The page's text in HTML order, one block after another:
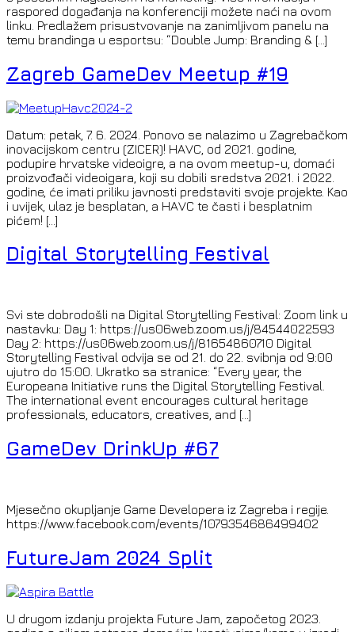
raspored događanja na konferenciji možete naći na ovom
linku. Predlažem prisustvovanje na zanimljivom panelu na
temu brandinga u esportsu: “Double Jump: Branding & […]
Zagreb GameDev Meetup #19
Datum: petak, 7. 6. 2024. Ponovo se nalazimo u Zagrebačkom
inovacijskom centru (ZICER)! HAVC, od 2021. godine,
podupire hrvatske videoigre, a na ovom meetup-u, domaći
proizvođači videoigara, koji su dobili sredstva 2021. i 2022.
godine, će imati priliku javnosti predstaviti svoje projekte. Kao
i uvijek, ulaz je besplatan, a HAVC te časti i besplatnim
pićem! […]
Digital Storytelling Festival
Svi ste dobrodošli na Digital Storytelling Festival: Zoom link u
nastavku: Day 1: https://us06web.zoom.us/j/84544022593
Day 2: https://us06web.zoom.us/j/81654860710 Digital
Storytelling Festival odvija se od 21. do 22. svibnja od 9:00
ujutro do 15:00. Ukratko sa stranice: “Every year, the
Europeana Initiative runs the Digital Storytelling Festival.
The international event encourages cultural heritage
professionals, educators, creatives, and […]
GameDev DrinkUp #67
Mjesečno okupljanje Game Developera iz Zagreba i regije.
https://www.facebook.com/events/1079354686499402
FutureJam 2024 Split
U drugom izdanju projekta Future Jam, započetog 2023.